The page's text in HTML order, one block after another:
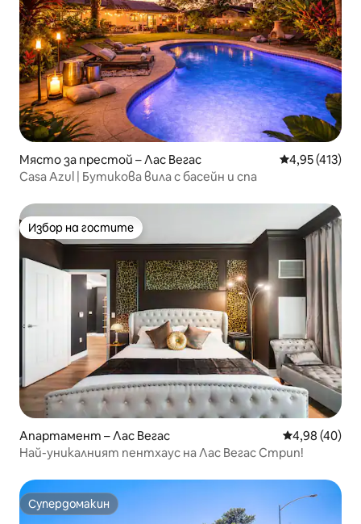
Място за престой – Лас Вегас Средна
4,95 (413)
Casa Azul | Бутикова вила с басейн и спа
Избор на гостите
Избор на гостите
Апартамент – Лас Вегас Средна
4,98 (40)
Най-уникалният пентхаус на Лас Вегас Стрип!
Супердомакин
Супердомакин